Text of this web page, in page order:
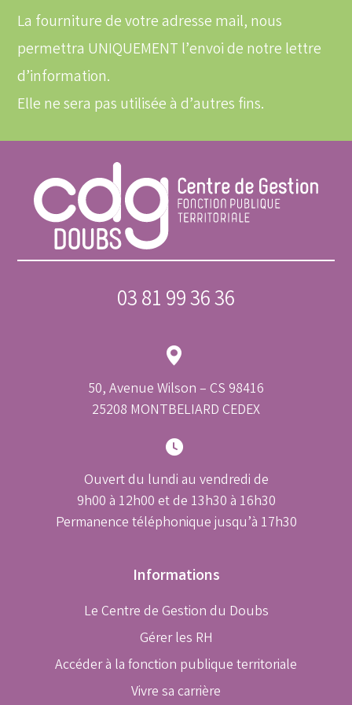
email
La fourniture de votre adresse mail, nous
permettra UNIQUEMENT l’envoi de notre lettre
d’information.
Elle ne sera pas utilisée à d’autres fins.
03 81 99 36 36
50, Avenue Wilson – CS 98416
25208 MONTBELIARD CEDEX
Ouvert du lundi au vendredi de
9h00 à 12h00 et de 13h30 à 16h30
Permanence téléphonique jusqu’à 17h30
Informations
Le Centre de Gestion du Doubs
Gérer les RH
Accéder à la fonction publique territoriale
Vivre sa carrière